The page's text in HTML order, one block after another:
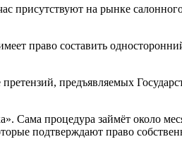
присутствуют на рынке
право составить
предъявляемых
Сама процедура займёт около
подтверждают право